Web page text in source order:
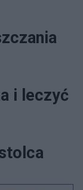
i leczyć